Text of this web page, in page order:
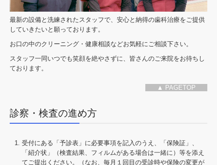
最新の設備と洗練されたスタッフで、安心と納得の歯科治療をご提供
していきたいと願っております。
お口の中のクリーニング・健康相談などお気軽にご相談下さい。
スタッフ一同いつでも笑顔を絶やさずに、皆さんのご来院をお待ちし
ております。
▲ PAGETOP
診察・検査の進め方
受付にある「予診表」に必要事項を記入のうえ、「保険証」、
「紹介状」（検査結果、フィルムがある場合は一緒に）等を添え
てご提出ください。（なお、毎月１回目の受診時や保険の変更が